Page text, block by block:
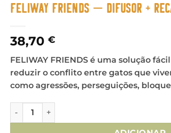
Feliway Friends – Difusor +
38,70 €
FELIWAY FRIENDS é uma solução
reduzir o conflito entre gatos que
como agressões, perseguições,
Quantidade de Feliway Friends - Difusor +